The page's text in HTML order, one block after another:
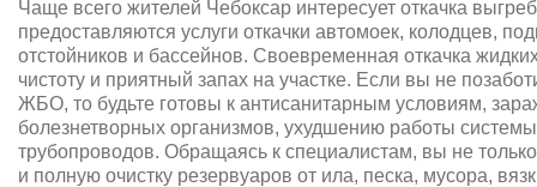
Чаще всего жителей Чебоксар интересует откачка
предоставляются услуги откачки автомоек, колодцев,
отстойников и бассейнов. Своевременная откачка
чистоту и приятный запах на участке. Если вы не
ЖБО, то будьте готовы к антисанитарным условиям,
болезнетворных организмов, ухудшению работы
трубопроводов. Обращаясь к специалистам, вы не
и полную очистку резервуаров от ила, песка, мусора,